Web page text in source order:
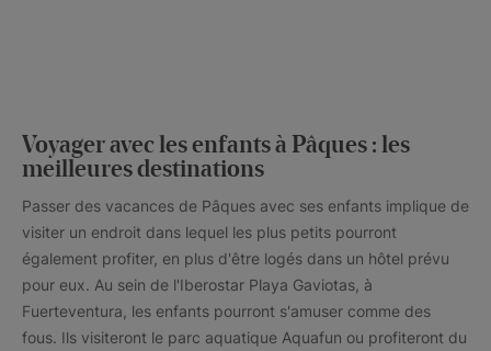
Voyager avec les enfants à Pâques : les
meilleures destinations
Passer des vacances de Pâques avec ses enfants implique de
visiter un endroit dans lequel les plus petits pourront
également profiter, en plus d'être logés dans un hôtel prévu
pour eux. Au sein de l'Iberostar Playa Gaviotas, à
Fuerteventura, les enfants pourront s'amuser comme des
fous. Ils visiteront le parc aquatique Aquafun ou profiteront du